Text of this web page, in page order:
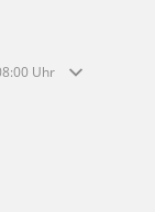
auszublenden
Uhr